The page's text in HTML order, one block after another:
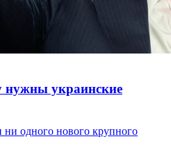
нужны украинские